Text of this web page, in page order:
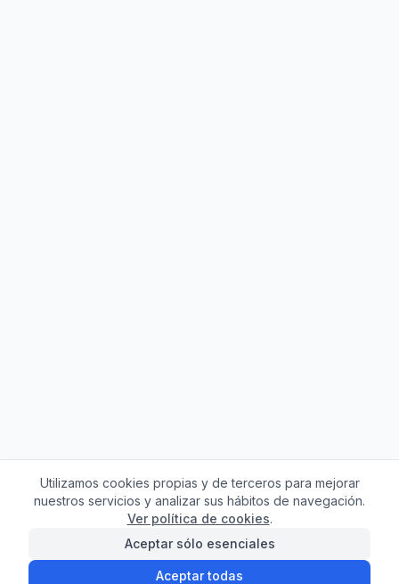
Utilizamos cookies propias y de terceros para mejorar
nuestros servicios y analizar sus hábitos de navegación.
Ver política de cookies.
Aceptar sólo esenciales
Aceptar todas